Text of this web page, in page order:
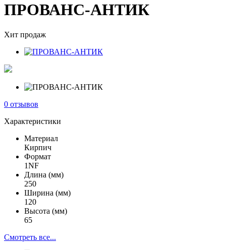
ПРОВАНС-АНТИК
Хит продаж
0 отзывов
Характеристики
Материал
Кирпич
Формат
1NF
Длина (мм)
250
Ширина (мм)
120
Высота (мм)
65
Смотреть все...